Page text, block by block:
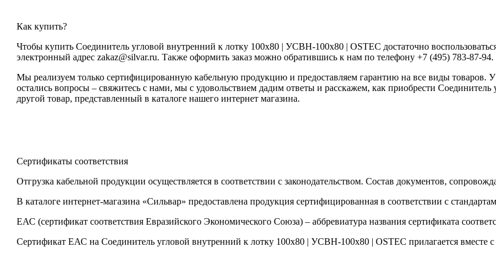
Как купить?
Чтобы купить Соединитель угловой внутренний к лотку 100х80 | УСВН-100х80 | OSTEC достаточно
электронный адрес zakaz@silvar.ru. Также оформить заказ можно обратившись к нам по телефону +7 (495) 783-87-
Мы реализуем только сертифицированную кабельную продукцию и предоставляем гарантию на все виды товаров.
остались вопросы – свяжитесь с нами, мы с удовольствием дадим ответы и расскажем, как приобрести
другой товар, представленный в каталоге нашего интернет магазина.
Сертификаты соответствия
Отгрузка кабельной продукции осуществляется в соответствии с законодательством. Состав документов,
В каталоге интернет-магазина «Сильвар» предоставлена продукция сертифицированная в соответствии с
ЕАС (сертификат соответствия Евразийского Экономического Союза) – аббревиатура названия сертификата
Сертификат ЕАС на Соединитель угловой внутренний к лотку 100х80 | УСВН-100х80 | OSTEC прилагается вместе с